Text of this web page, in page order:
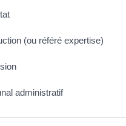
(ou référé expertise)
administratif